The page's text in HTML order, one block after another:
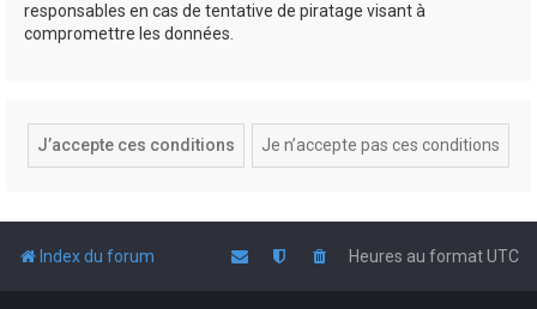
responsables en cas de tentative de piratage visant à
compromettre les données.
Index du forum Heures au formatUTC